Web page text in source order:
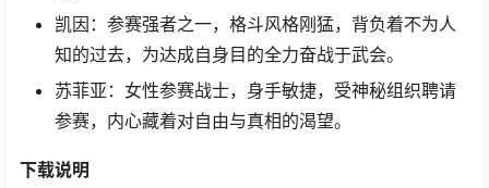
凯因：参赛强者之一，格斗风格刚猛，背负着不为人
知的过去，为达成自身目的全力奋战于武会。
苏菲亚：女性参赛战士，身手敏捷，受神秘组织聘请
参赛，内心藏着对自由与真相的渴望。
下载说明